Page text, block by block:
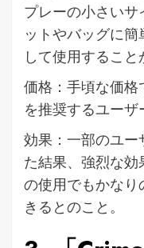
プレーの小さい
ットやバッグに
して使用すること
価格：手頃な価格
を推奨するユーザ
効果：一部のユ
た結果、強烈な
の使用でもかな
きるとのこと。